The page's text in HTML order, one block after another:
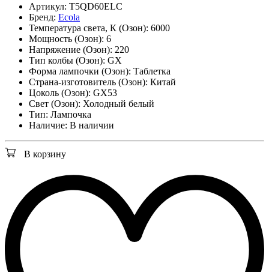
Артикул: T5QD60ELC
Бренд: Ecola
Температура света, К (Озон): 6000
Мощность (Озон): 6
Напряжение (Озон): 220
Тип колбы (Озон): GX
Форма лампочки (Озон): Таблетка
Страна-изготовитель (Озон): Китай
Цоколь (Озон): GX53
Свет (Озон): Холодный белый
Тип: Лампочка
Наличие: В наличии
В корзину